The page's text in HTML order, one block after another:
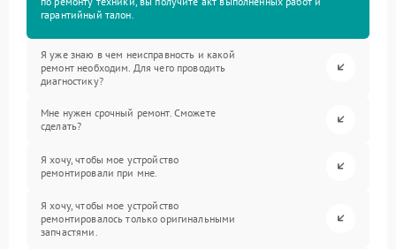
гарантийный талон.
Я уже знаю в чем неисправность и какой
ремонт необходим. Для чего проводить
диагностику?
Мне нужен срочный ремонт. Сможете
сделать?
Я хочу, чтобы мое устройство
ремонтировали при мне.
Я хочу, чтобы мое устройство
ремонтировалось только оригинальными
запчастями.